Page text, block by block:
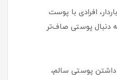
افرادی با پوست
دنبال پوستی صاف‌تر
داشتن پوستی سالم،